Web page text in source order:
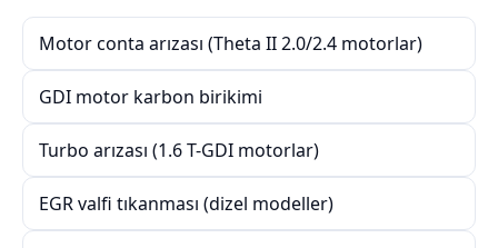
Motor conta arızası (Theta II 2.0/2.4 motorlar)
GDI motor karbon birikimi
Turbo arızası (1.6 T-GDI motorlar)
EGR valfi tıkanması (dizel modeller)